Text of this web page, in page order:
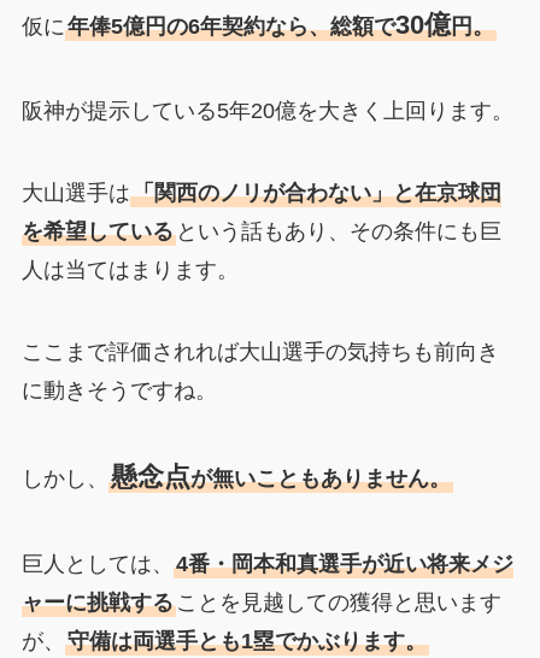
仮に年俸5億円の6年契約なら、総額で30億円。
阪神が提示している5年20億を大きく上回ります。
大山選手は「関西のノリが合わない」と在京球団
を希望しているという話もあり、その条件にも巨
人は当てはまります。
ここまで評価されれば大山選手の気持ちも前向き
に動きそうですね。
しかし、 懸念点が無いこともありません。
巨人としては、 4番・岡本和真選手が近い将来メジ
ャーに挑戦することを見越しての獲得と思います
が、 守備は両選手とも1塁でかぶります。